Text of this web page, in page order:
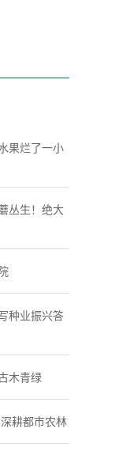
果烂了一小
丛生！绝大
种业振兴答
木青绿
耕都市农林